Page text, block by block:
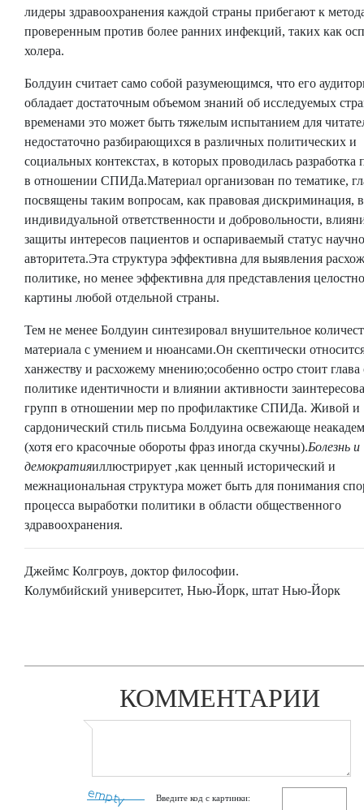
лидеры здравоохранения каждой страны прибегают к
проверенным против более ранних инфекций, таких как
холера.
Болдуин считает само собой разумеющимся, что его
обладает достаточным объемом знаний об исследуемых
временами это может быть тяжелым испытанием для
недостаточно разбирающихся в различных политических и
социальных контекстах, в которых проводилась разработка
в отношении СПИДа.Материал организован по тематике,
посвящены таким вопросам, как правовая дискриминация,
индивидуальной ответственности и добровольности,
защиты интересов пациентов и оспариваемый статус
авторитета.Эта структура эффективна для выявления
политике, но менее эффективна для представления
картины любой отдельной страны.
Тем не менее Болдуин синтезировал внушительное
материала с умением и нюансами.Он скептически
ханжеству и расхожему мнению;особенно остро стоит глава
политике идентичности и влиянии активности
групп в отношении мер по профилактике СПИДа. Живой и
сардонический стиль письма Болдуина освежающе
(хотя его красочные обороты фраз иногда скучны).Болезнь и
демократияиллюстрирует ,как ценный исторический и
межнациональная структура может быть для понимания
процесса выработки политики в области общественного
здравоохранения.
Джеймс Колгроув, доктор философии.
Колумбийский университет, Нью-Йорк, штат Нью-Йорк
КОММЕНТАРИИ
Введите код с картинки: